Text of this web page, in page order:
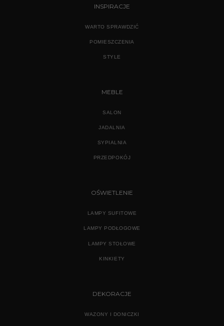
INSPIRACJE
WARTO SPRAWDZIĆ
POMIESZCZENIA
STYLE
MEBLE
SALON
JADALNIA
SYPIALNIA
PRZEDPOKÓJ
OŚWIETLENIE
LAMPY SUFITOWE
LAMPY PODŁOGOWE
LAMPY STOŁOWE
KINKIETY
DEKORACJE
WAZONY I DONICZKI